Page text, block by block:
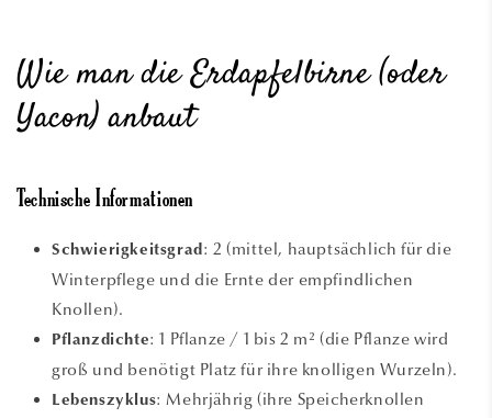
Wie man die Erdapfelbirne (oder
Yacon) anbaut
Technische Informationen
Schwierigkeitsgrad : 2 (mittel, hauptsächlich für die
Winterpflege und die Ernte der empfindlichen
Knollen).
Pflanzdichte: 1 Pflanze / 1 bis 2 m² (die Pflanze wird
groß und benötigt Platz für ihre knolligen Wurzeln).
Lebenszyklus: Mehrjährig (ihre Speicherknollen